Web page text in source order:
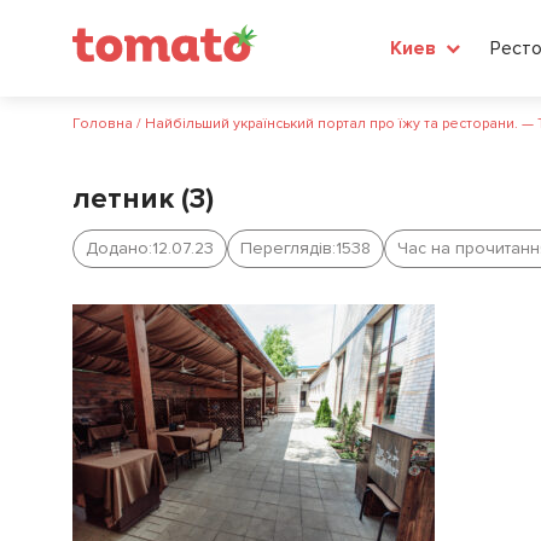
Киев
Головна / Найбільший український портал про їжу та ресторани. —
летник (3)
Додано:12.07.23 Переглядів:1538 Час на